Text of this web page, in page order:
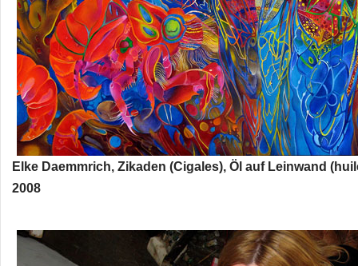
Elke Daemmrich, Zikaden (Cigales), Öl auf Leinwand
2008